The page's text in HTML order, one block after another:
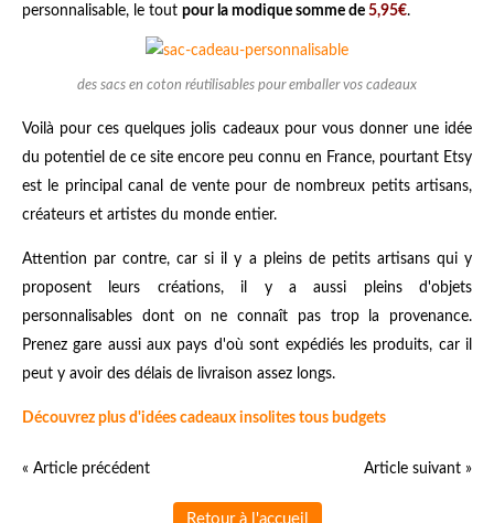
personnalisable, le tout pour la modique somme de 5,95€.
des sacs en coton réutilisables pour emballer vos cadeaux
Voilà pour ces quelques jolis cadeaux pour vous donner une idée
du potentiel de ce site encore peu connu en France, pourtant Etsy
est le principal canal de vente pour de nombreux petits artisans,
créateurs et artistes du monde entier.
Attention par contre, car si il y a pleins de petits artisans qui y
proposent leurs créations, il y a aussi pleins d'objets
personnalisables dont on ne connaît pas trop la provenance.
Prenez gare aussi aux pays d'où sont expédiés les produits, car il
peut y avoir des délais de livraison assez longs.
Découvrez plus d'idées cadeaux insolites tous budgets
« Article précédent Article suivant »
Retour à l'accueil